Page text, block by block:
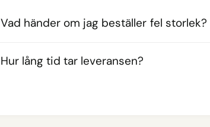
Vad händer om jag beställer fel storlek?
Hur lång tid tar leveransen?